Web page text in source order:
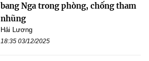
bang Nga trong phòng, chống tham
nhũng
Hải Lương
18:35 03/12/2025